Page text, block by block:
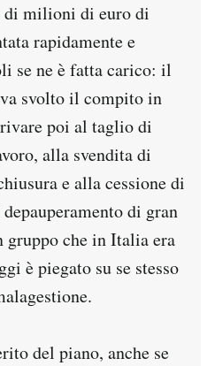
di milioni di euro di
rapidamente e
se ne è fatta carico: il
svolto il compito in
poi al taglio di
alla svendita di
e alla cessione di
di gran
gruppo che in Italia era
è piegato su se stesso
del piano, anche se